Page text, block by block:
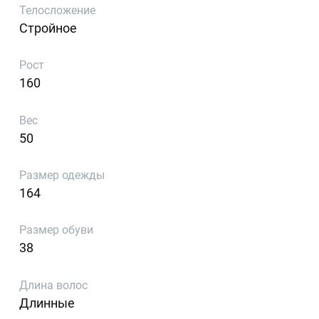
Телосложение
Стройное
Рост
160
Вес
50
Размер одежды
164
Размер обуви
38
Длина волос
Длинные